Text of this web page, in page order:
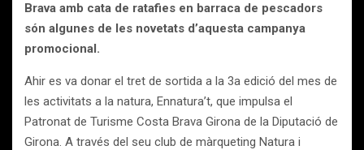
Brava amb cata de ratafies en barraca de pescadors
són algunes de les novetats d’aquesta campanya
promocional.
Ahir es va donar el tret de sortida a la 3a edició del mes de
les activitats a la natura, Ennatura’t, que impulsa el
Patronat de Turisme Costa Brava Girona de la Diputació de
Girona. A través del seu club de màrqueting Natura i